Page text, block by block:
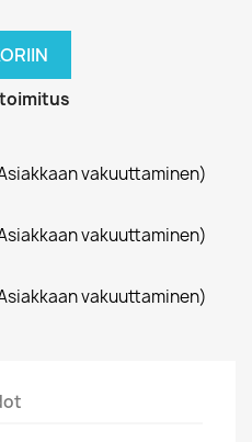
vakuuttaminen)
vakuuttaminen)
vakuuttaminen)